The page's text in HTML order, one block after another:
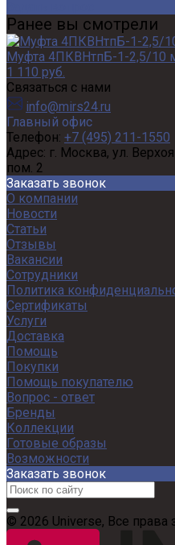
Ранее вы смотрели
Муфта 4ПКВНтпБ-1-2,5/10
1 110 руб.
Связаться с нами
info@mirs24.ru
Главный офис
Телефон: +7 (495) 211-1550
Адрес: г. Москва, ул.
пом. 2
Заказать звонок
О компании
Новости
Статьи
Отзывы
Вакансии
Сотрудники
Политика
Сертификаты
Услуги
Доставка
Помощь
Покупки
Помощь покупателю
Вопрос - ответ
Бренды
Коллекции
Готовые образы
Возможности
Заказать звонок
© 2026 Universe, Все